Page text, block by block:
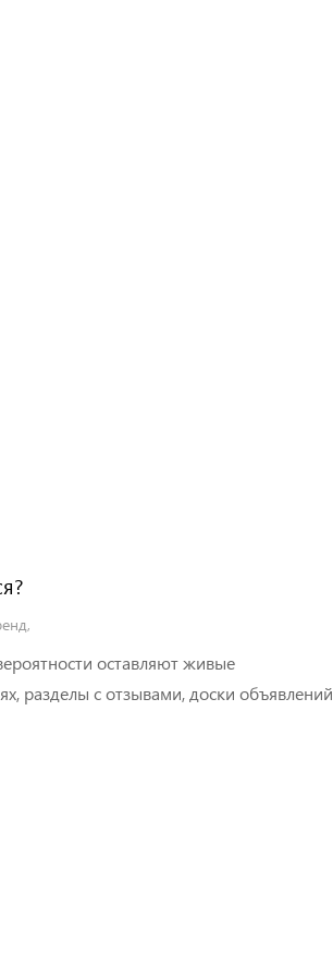
,
оставляют живые
разделы с отзывами, доски объявлений